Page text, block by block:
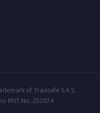
of Travisafe S.A.S.
RNT No. 252074